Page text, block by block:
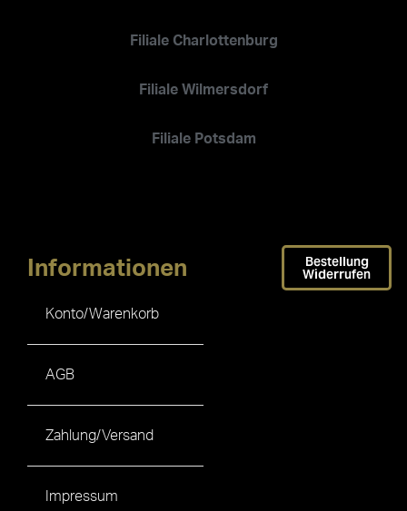
Filiale Charlottenburg
Filiale Wilmersdorf
Filiale Potsdam
Informationen
Konto/Warenkorb
AGB
Zahlung/Versand
Impressum
Bestellung
Widerrufen